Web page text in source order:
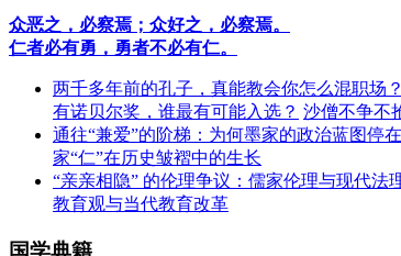
众恶之，必察焉；众好之，必察焉。
仁者必有勇，勇者不必有仁。
两千多年前的孔子，真能教会你怎么混职场？
有诺贝尔奖，谁最有可能入选？ 沙僧不争不
通往“兼爱”的阶梯：为何墨家的政治蓝图停
家“仁”在历史皱褶中的生长
“亲亲相隐” 的伦理争议：儒家伦理与现代法
教育观与当代教育改革
国学典籍